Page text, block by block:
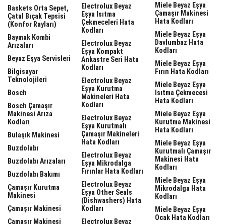
Baskets Orta Sepet,
Çatal Bıçak Tepsisi
(Konfor Rayları)
Baymak Kombi
Arızaları
Beyaz Eşya Servisleri
Bilgisayar
Teknolojileri
Bosch
Bosch Çamaşır
Makinesi Arıza
Kodları
Bulaşık Makinesi
Buzdolabı
Buzdolabı Arızaları
Buzdolabı Bakımı
Çamaşır Kurutma
Makinesi
Çamaşır Makinesi
Çamaşır Makinesi
Electrolux Beyaz
Eşya Isıtma
Çekmeceleri Hata
Kodları
Electrolux Beyaz
Eşya Kompakt
Ankastre Seri Hata
Kodları
Electrolux Beyaz
Eşya Kurutma
Makineleri Hata
Kodları
Electrolux Beyaz
Eşya Kurutmalı
Çamaşır Makineleri
Hata Kodları
Electrolux Beyaz
Eşya Mikrodalga
Fırınlar Hata Kodları
Electrolux Beyaz
Eşya Other Seals
(dishwashers) Hata
Kodları
Electrolux Beyaz
Miele Beyaz Eşya
Çamaşır Makinesi
Hata Kodları
Miele Beyaz Eşya
Davlumbaz Hata
Kodları
Miele Beyaz Eşya
Fırın Hata Kodları
Miele Beyaz Eşya
Isıtma Çekmecesi
Hata Kodları
Miele Beyaz Eşya
Kurutma Makinesi
Hata Kodları
Miele Beyaz Eşya
Kurutmalı Çamaşır
Makinesi Hata
Kodları
Miele Beyaz Eşya
Mikrodalga Hata
Kodları
Miele Beyaz Eşya
Ocak Hata Kodları